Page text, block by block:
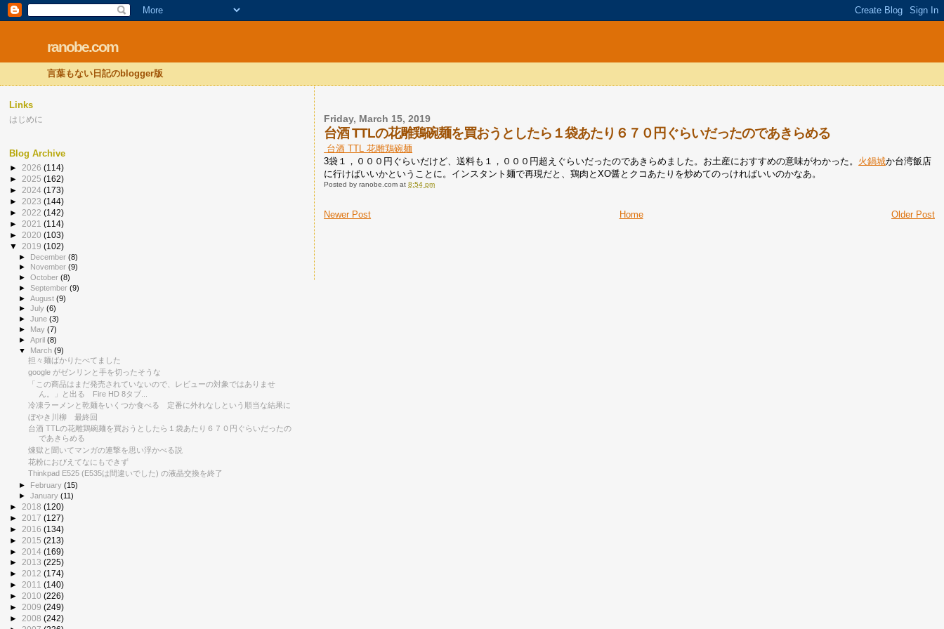
ranobe.com
言葉もない日記のblogger版
Friday, March 15, 2019
台酒 TTLの花雕鶏碗麺を買おうとしたら１袋あたり６７０円ぐらいだったのであきらめる
台酒 TTL 花雕鶏碗麺
3袋１，０００円ぐらいだけど、送料も１，０００円超えぐらいだったのであきらめました。お土産におすすめの意味がわかった。 火鍋城か台湾飯店
に行けばいいかということに。インスタント麺で再現だと、鶏肉とXO醤とクコあたりを炒めてのっければいいのかなあ。
Posted byranobe.com at8:54 pm
Newer Post Older Post
Home
Links
はじめに
Blog Archive
► 2026 (114)
► 2025 (162)
► 2024 (173)
► 2023 (144)
► 2022 (142)
► 2021 (114)
► 2020 (103)
▼ 2019 (102)
► December(8)
►
November(9)
►October(8)
►September(9)
►August(9)
►July(6)
►June(3)
► May(7)
►April(8)
▼ March(9)
担々麺ばかりたべてました
google がゼンリンと手を切ったそうな
「この商品はまだ発売されていないので、レビューの対象ではありませ
ん。」と出る Fire HD 8タブ...
冷凍ラーメンと乾麺をいくつか食べる 定番に外れなしという順当な結果に
ぼやき川柳 最終回
台酒 TTLの花雕鶏碗麺を買おうとしたら１袋あたり６７０円ぐらいだったの
であきらめる
煉獄と聞いてマンガの連撃を思い浮かべる説
花粉におびえてなにもできず
Thinkpad E525 (E535は間違いでした) の液晶交換を終了
► February(15)
►January(11)
► 2018 (120)
► 2017 (127)
► 2016 (134)
► 2015 (213)
► 2014 (169)
► 2013 (225)
► 2012 (174)
► 2011 (140)
► 2010 (226)
► 2009 (249)
► 2008 (242)